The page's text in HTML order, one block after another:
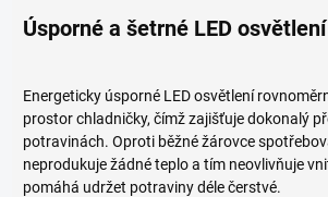
Úsporné a šetrné LED osvětlení
Energeticky úsporné LED osvětlení
prostor chladničky, čímž zajišťuje dokonalý
potravinách. Oproti běžné žárovce
neprodukuje žádné teplo a tím neovlivňuje
pomáhá udržet potraviny déle čerstvé.